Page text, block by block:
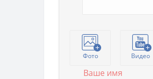
Фото Видео
Ваше имя